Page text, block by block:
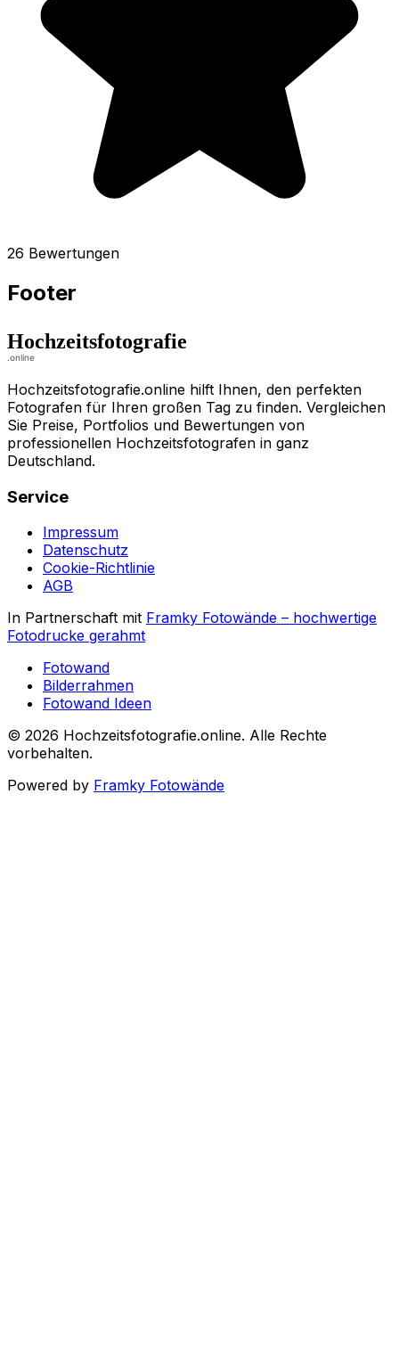
26 Bewertungen
Footer
Hochzeitsfotografie.online hilft Ihnen, den perfekten
Fotografen für Ihren großen Tag zu finden. Vergleichen
Sie Preise, Portfolios und Bewertungen von
professionellen Hochzeitsfotografen in ganz
Deutschland.
Service
Impressum
Datenschutz
Cookie-Richtlinie
AGB
In Partnerschaft mit Framky Fotowände – hochwertige
Fotodrucke gerahmt
Fotowand
Bilderrahmen
Fotowand Ideen
© 2026 Hochzeitsfotografie.online. Alle Rechte
vorbehalten.
Powered by Framky Fotowände